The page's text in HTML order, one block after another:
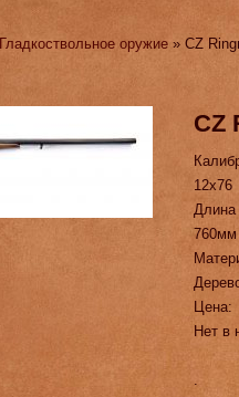
Гладкоствольное оружие » CZ
CZ
12х76
760мм
Цена:
Нет в
.